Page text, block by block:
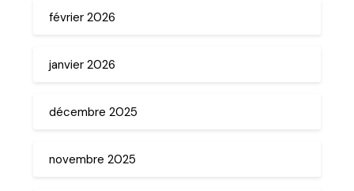
février 2026
janvier 2026
décembre 2025
novembre 2025